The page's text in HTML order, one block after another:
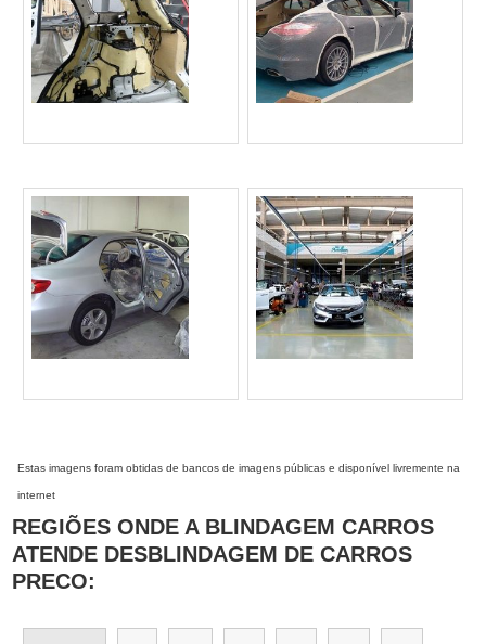
Estas imagens foram obtidas de bancos de imagens públicas e disponível livremente na
internet
REGIÕES ONDE A BLINDAGEM CARROS
ATENDE DESBLINDAGEM DE CARROS
PRECO: